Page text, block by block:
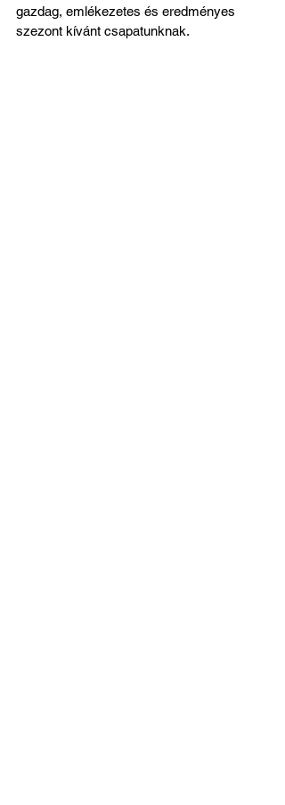
gazdag, emlékezetes és eredményes
szezont kívánt csapatunknak.